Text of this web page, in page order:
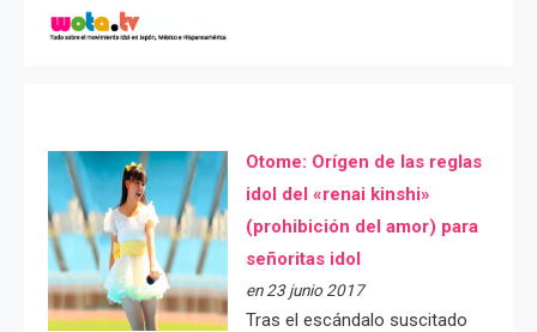
Otome: Orígen de las reglas
idol del «renai kinshi»
(prohibición del amor) para
señoritas idol
en 23 junio 2017
Tras el escándalo suscitado